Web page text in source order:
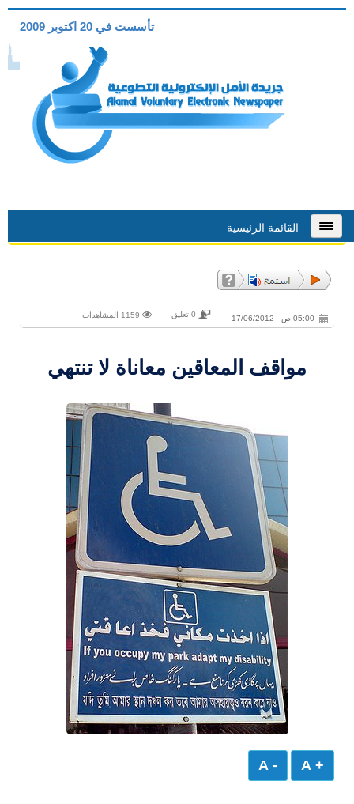
تأسست في 20 اكتوبر 2009
القائمة الرئيسية
05:00 ص 17/06/2012 0 تعليق
مواقف المعاقين معاناة لا تنتهي
+ A
- A